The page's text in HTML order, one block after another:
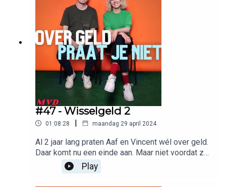
Wil je adverteren in deze podcast? Stuur een mailtje
Adverteerders (direct):adverteren@meervandit.nl
(Media)bureaus:pien@meervandit.nl
Productie: Meer van dit
Muziek & montage: Keez Groenteman
#47 - Wisselgeld 2
01:08:28 | maandag 29 april 2024
Al 2 jaar lang praten Aaf en Vincent wél over geld.
Daar komt nu een einde aan. Maar niet voordat ze
prangende vragen van de luisteraars hebben
beantwoord. Wat zingen Aaf en Vincent al die
afleveringen eigenlijk in de jingle? Trek je laptop-
Play